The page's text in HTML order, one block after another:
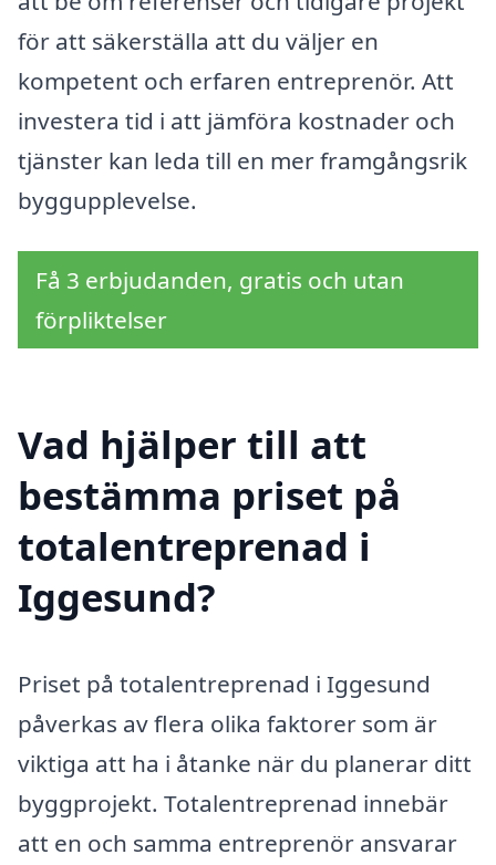
för att säkerställa att du väljer en
kompetent och erfaren entreprenör. Att
investera tid i att jämföra kostnader och
tjänster kan leda till en mer framgångsrik
byggupplevelse.
Få 3 erbjudanden, gratis och utan
förpliktelser
Vad hjälper till att
bestämma priset på
totalentreprenad i
Iggesund?
Priset på totalentreprenad i Iggesund
påverkas av flera olika faktorer som är
viktiga att ha i åtanke när du planerar ditt
byggprojekt. Totalentreprenad innebär
att en och samma entreprenör ansvarar